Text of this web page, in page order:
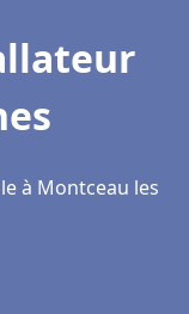
à Montceau les